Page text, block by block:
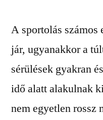
A sportolás számos
jár, ugyanakkor a
sérülések gyakran
idő alatt alakulnak
nem egyetlen rossz